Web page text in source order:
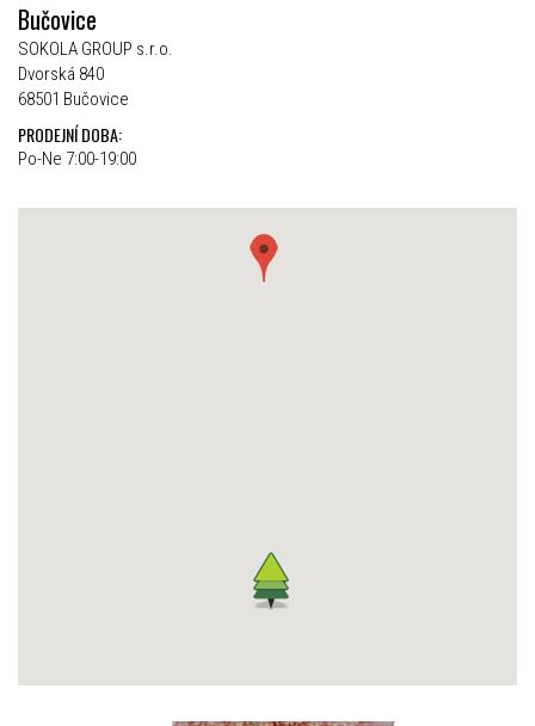
Bučovice
SOKOLA GROUP s.r.o.
Dvorská 840
68501 Bučovice
PRODEJNÍ DOBA:
Po-Ne 7:00-19:00